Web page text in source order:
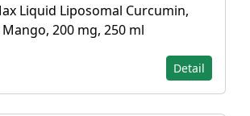
Liquid Liposomal Curcumin,
Mango, 200 mg, 250 ml
Detail